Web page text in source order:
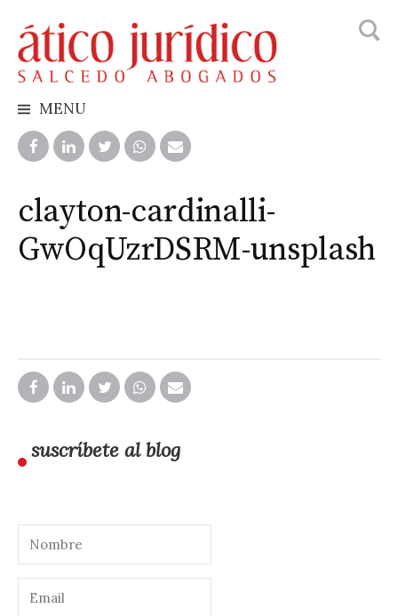
to
content
MENU
clayton-cardinalli-
GwOqUzrDSRM-unsplash
suscríbete al blog